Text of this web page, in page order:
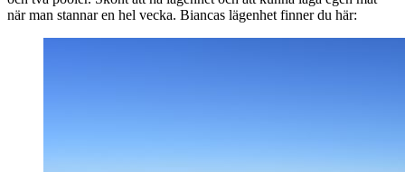
när man stannar en hel vecka. Biancas lägenhet finner du här: